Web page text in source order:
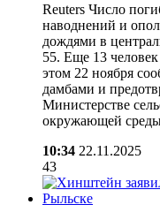
Reuters Число
наводнений и
дождями в
55. Еще 13
этом 22 ноября
дамбами и
Министерстве
окружающей
10:34 22.11.2025
43